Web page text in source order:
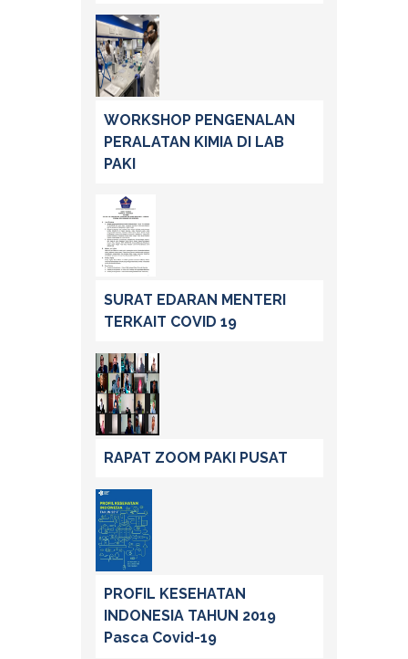
WORKSHOP PENGENALAN
PERALATAN KIMIA DI LAB
PAKI
SURAT EDARAN MENTERI
TERKAIT COVID 19
RAPAT ZOOM PAKI PUSAT
PROFIL KESEHATAN
INDONESIA TAHUN 2019
Pasca Covid-19